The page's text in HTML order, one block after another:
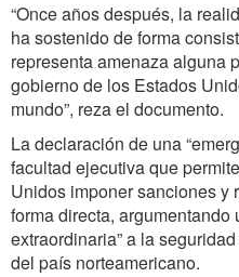
​“Once años después, la
ha sostenido de forma
representa amenaza alguna
gobierno de los Estados
mundo”, reza el documento.
​La declaración de una
facultad ejecutiva que
Unidos imponer sanciones y
forma directa, argumentando
extraordinaria” a la
del país norteamericano.